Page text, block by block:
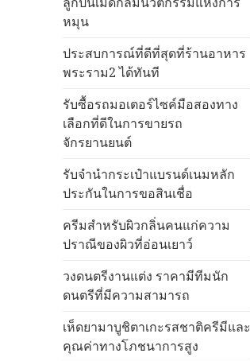
หมุน
ประสบการณ์ที่ดีที่สุดที่ร้านอาหาร
พระราม2 ได้ทันที
รับซื้อรถมอเตอร์ไซค์มือสองทาง
เลือกที่ดีในการขายรถ
จักรยานยนต์
รับจำนำกระเป๋าแบรนด์เนมหลัก
ประกันในการขอสินเชื่อ
ครีมสำหรับผิวกลิ่นคนแก่ความ
ปราณีของผิวที่อ่อนเยาว์
วงดนตรีงานแต่ง ราคามีทีมนัก
ดนตรีที่มีความสามารถ
เห็ดยามาบูชิตาเกะรสชาติครีมีและ
คุณค่าทางโภชนาการสูง